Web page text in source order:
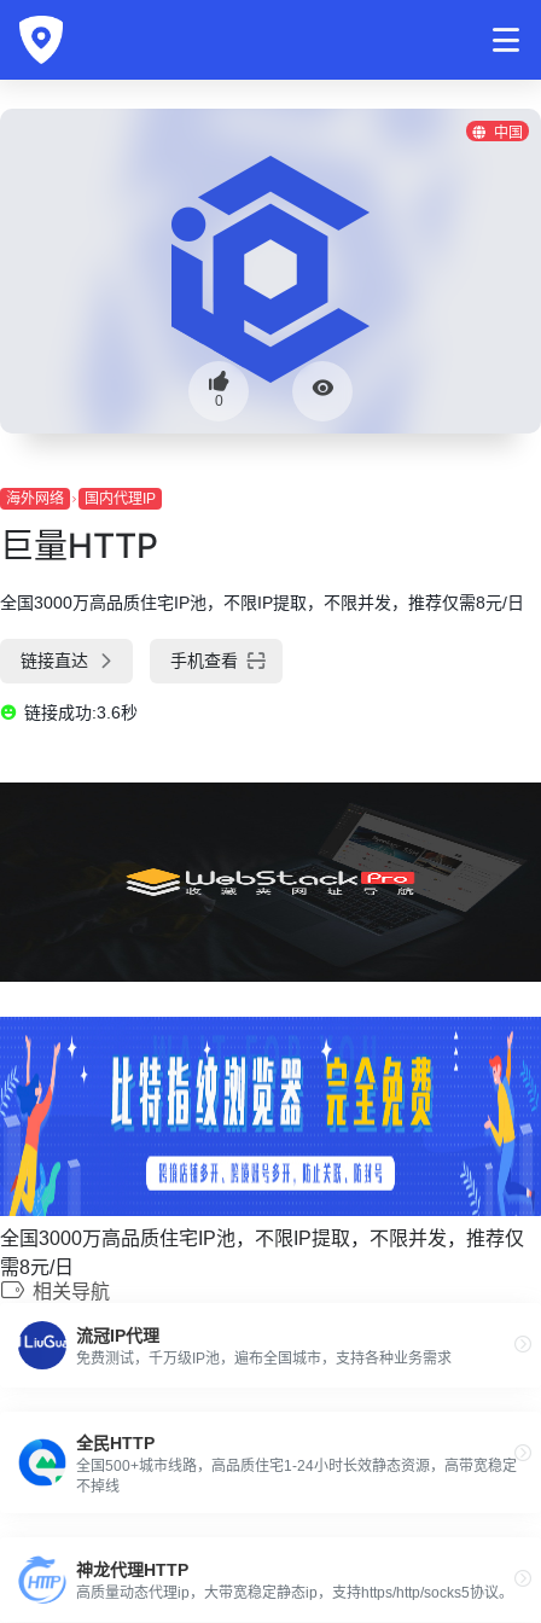
中国
0
海外网络 国内代理IP
巨量HTTP
全国3000万高品质住宅IP池，不限IP提取，不限并发，推荐仅需8元/日
链接直达 手机查看
链接成功:3.6秒
全国3000万高品质住宅IP池，不限IP提取，不限并发，推荐仅
需8元/日
相关导航
流冠IP代理
免费测试，千万级IP池，遍布全国城市，支持各种业务需求
全民HTTP
全国500+城市线路，高品质住宅1-24小时长效静态资源，高带宽稳定
不掉线
神龙代理HTTP
高质量动态代理ip，大带宽稳定静态ip，支持https/http/socks5协议。